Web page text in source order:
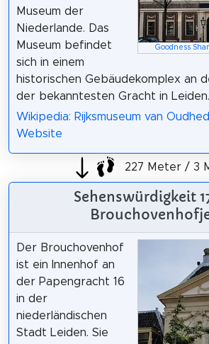
Goodness
Museum der
Niederlande. Das
Museum befindet
sich in einem
historischen Gebäudekomplex an
der bekanntesten Gracht in Leiden.
Wikipedia: Rijksmuseum van
Website
227 Meter / 3
Sehenswürdigkeit
Der Brouchovenhof
ist ein Innenhof an
der Papengracht 16
in der
niederländischen
Stadt Leiden. Sie